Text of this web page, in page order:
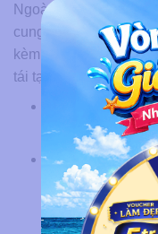
Ngoài omega-3 cùng
cung cấp một hệ vi
kèm vitamin E – 4 vi
tái tạo, bảo vệ tế bào
Zinc: Điều hòa
cũng như tái tạo
Selen: Là
peroxidase, bảo
UV.